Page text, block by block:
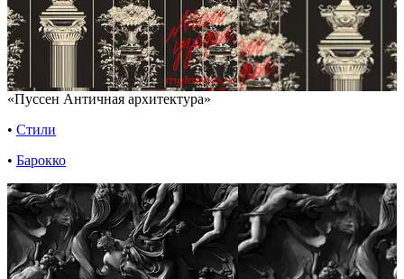
«Пуссен Античная архитектура»
• Стили
• Барокко